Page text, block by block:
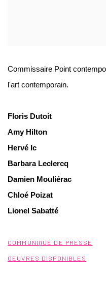
Commissaire Point
l'art contemporain.
Floris Dutoit
Amy Hilton
Hervé Ic
Barbara Leclercq
Damien Mouliérac
Chloé Poizat
Lionel Sabatté
COMMUNIQUÉ DE PRESSE
OEUVRES DISPONIBLES